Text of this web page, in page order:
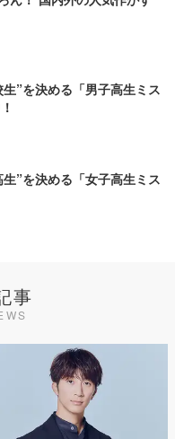
”を決める「男子高生ミス
”を決める「女子高生ミス
事